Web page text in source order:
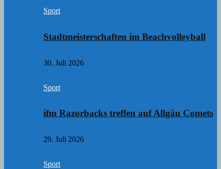
Sport
Stadtmeisterschaften im Beachvolleyball
30. Juli 2026
Sport
ifm Razorbacks treffen auf Allgäu Comets
29. Juli 2026
Sport